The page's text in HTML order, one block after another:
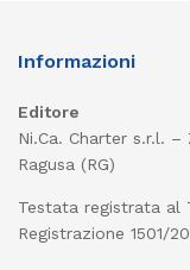
Informazioni
Editore
Ni.Ca. Charter s.r.l.
Ragusa (RG)
Testata registrata al
Registrazione 1501/